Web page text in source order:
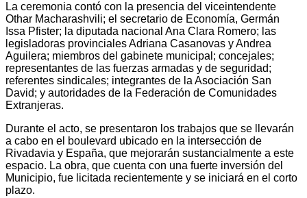
La ceremonia contó con la presencia del viceintendente
Othar Macharashvili; el secretario de Economía, Germán
Issa Pfister; la diputada nacional Ana Clara Romero; las
legisladoras provinciales Adriana Casanovas y Andrea
Aguilera; miembros del gabinete municipal; concejales;
representantes de las fuerzas armadas y de seguridad;
referentes sindicales; integrantes de la Asociación San
David; y autoridades de la Federación de Comunidades
Extranjeras.
Durante el acto, se presentaron los trabajos que se llevarán
a cabo en el boulevard ubicado en la intersección de
Rivadavia y España, que mejorarán sustancialmente a este
espacio. La obra, que cuenta con una fuerte inversión del
Municipio, fue licitada recientemente y se iniciará en el corto
plazo.